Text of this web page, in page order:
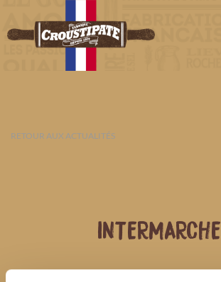
RETOUR AUX ACTUALITÉS
INTERMARCHE